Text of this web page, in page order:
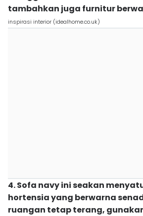
tambahkan juga furnitur
inspirasi interior (idealhome.co.uk)
4. Sofa navy ini seakan
hortensia yang berwarna
ruangan tetap terang,